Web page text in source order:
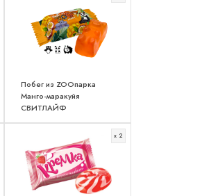
Побег из ZOOпарка
Манго-маракуйя
СВИТЛАЙФ
x 2